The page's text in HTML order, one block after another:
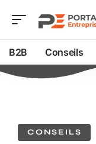
B2B Conseils
CONSEILS